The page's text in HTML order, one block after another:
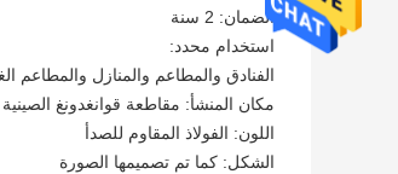
الضمان: 2 سنة
استخدام محدد:
الفنادق والمطاعم والمنازل والمطاعم
مكان المنشأ: مقاطعة قوانغدونغ
اللون: الفولاذ المقاوم للصدأ
الشكل: كما تم تصميمها الصورة